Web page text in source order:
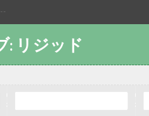
: リジッド